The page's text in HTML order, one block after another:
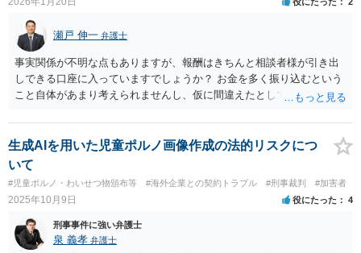
が認められる場合は、著作権も別途問題となります。 無料のSNS投稿
やプレゼントでも、著作権侵害は成立し得ます。商標権については、
有料か無料かよりも、商標として使用しているかが重要です。 また、
日本の商標権は原則として日本国内にのみ効力を持ちます。外国で販
売する場合は、販売国の商標・意匠等を確認する必要があります。 他
の作家の例は、許諾を得ている、権利が消滅している、侵害に当たら
ない、又は単に権利行使されていないなど、様々な可能性がありま
す。他人が販売していることだけでは、適法とは判断できません。
瀬戸 伸一 弁護士
事実関係が不明な点もありますが、報酬はきちんと相談者様が引き出
しできる口座に入っていますでしょうか？ お金を多く振り込むという
こと自体があまり考えられませんし、仮に間違えたとしても、海外の
で、paypayを使うというのは、話として怪しい感じがします。 絶対に
損のないように行動されるとよいと思われます。
生成AIを用いた児童ポルノ画像作成の法的リスクにつ
いて
#児童ポルノ・わいせつ物頒布等 #海外企業との契約トラブル #刑事裁判 #加害者
2025年10月9日 役にたった 4
刑事事件に強い弁護士
泉 義孝 弁護士